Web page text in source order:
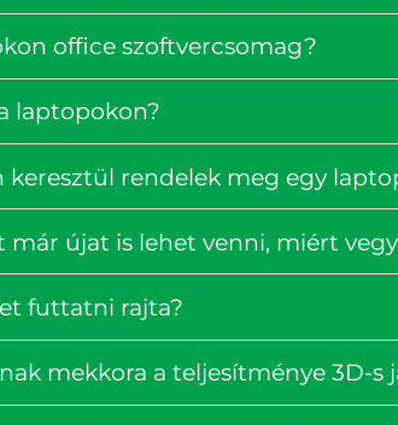
office szoftvercsomag?
laptopokon?
keresztül rendelek meg egy
már újat is lehet venni, miért
futtatni rajta?
mekkora a teljesítménye 3D-s